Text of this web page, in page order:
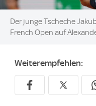
Image:
Der junge Tscheche
French Open auf
Weiterempfehlen: